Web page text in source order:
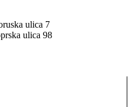
ulica 7
ulica 98